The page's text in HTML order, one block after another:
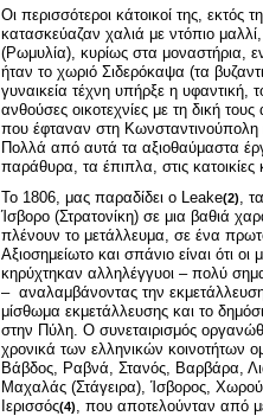
Οι περισσότεροι κάτοικοί της,
κατασκεύαζαν χαλιά με ντόπιο
(Ρωμυλία), κυρίως στα μοναστήρια,
ήταν το χωριό Σιδερόκαψα (τα
γυναικεία τέχνη υπήρξε η υφαντική,
ανθούσες οικοτεχνίες με τη δική
που έφταναν στη
Πολλά από αυτά τα αξιοθαύμαστα
παράθυρα, τα έπιπλα, στις
Το 1806, μας παραδίδει ο Leake(2),
Ίσβορο (Στρατονίκη) σε μια βαθιά
πλένουν το μετάλλευμα, σε ένα
Αξιοσημείωτο και σπάνιο είναι ότι οι
κηρύχτηκαν αλληλέγγυοι – πολύ
– αναλαμβάνοντας την εκμετάλλευση
μίσθωμα εκμετάλλευσης και το
στην Πύλη. Ο συνεταιρισμός
χρονικά των ελληνικών κοινοτήτων
Βάβδος, Ραβνά, Στανός, Βαρβάρα,
Μαχαλάς (Στάγειρα), Ίσβορος,
Ιερισσός(4), που αποτελούνταν από